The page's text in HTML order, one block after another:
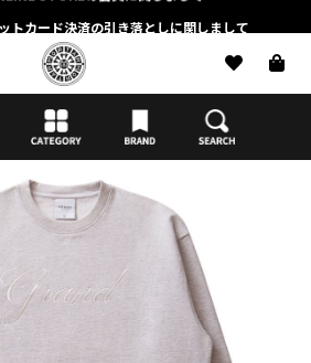
トカード決済の引き落としに関しまして
みください】抽選応募に関する注意事項
STOREの会員に関しまして